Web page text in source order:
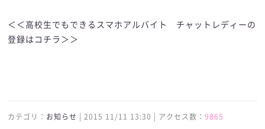
＜＜高校生でもできるスマホアルバイト チャットレディーの
登録はコチラ＞＞
カテゴリ： お知らせ | 2015 11/11 13:30 | アクセス数：9865